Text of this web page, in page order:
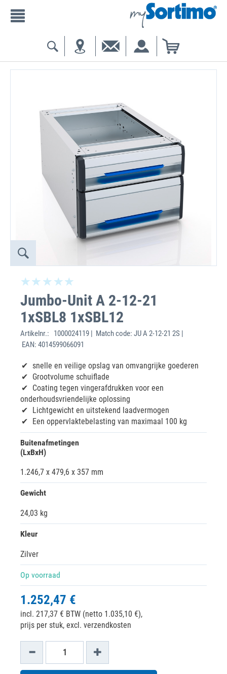
Jumbo-Unit A 2-12-21
1xSBL8 1xSBL12
Artikelnr.:
1000024119 | Match code: JU A 2-12-21 2S |
EAN: 4014599066091
snelle en veilige opslag van omvangrijke goederen
Grootvolume schuiflade
Coating tegen vingerafdrukken voor een
onderhoudsvriendelijke oplossing
Lichtgewicht en uitstekend laadvermogen
Een oppervlaktebelasting van maximaal 100 kg
Buitenafmetingen
(LxBxH)
1.246,7 x 479,6 x 357 mm
Gewicht
24,03 kg
Kleur
Zilver
Op voorraad
1.252,47 €
incl. 217,37 € BTW (netto 1.035,10 €),
prijs per stuk, excl. verzendkosten